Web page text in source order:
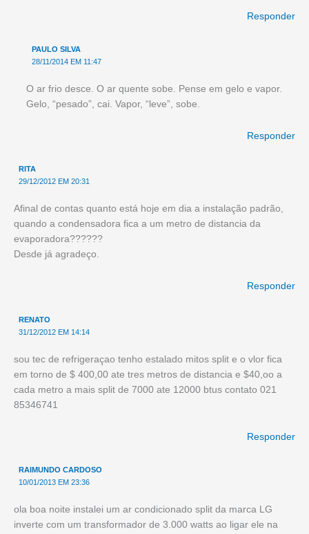
Responder
PAULO SILVA
28/11/2014 EM 11:47
O ar frio desce. O ar quente sobe. Pense em gelo e vapor.
Gelo, “pesado”, cai. Vapor, “leve”, sobe.
Responder
RITA
29/12/2012 EM 20:31
Afinal de contas quanto está hoje em dia a instalação padrão,
quando a condensadora fica a um metro de distancia da
evaporadora??????
Desde já agradeço.
Responder
RENATO
31/12/2012 EM 14:14
sou tec de refrigeraçao tenho estalado mitos split e o vlor fica
em torno de $ 400,00 ate tres metros de distancia e $40,oo a
cada metro a mais split de 7000 ate 12000 btus contato 021
85346741
Responder
RAIMUNDO CARDOSO
10/01/2013 EM 23:36
ola boa noite instalei um ar condicionado split da marca LG
inverte com um transformador de 3.000 watts ao ligar ele na